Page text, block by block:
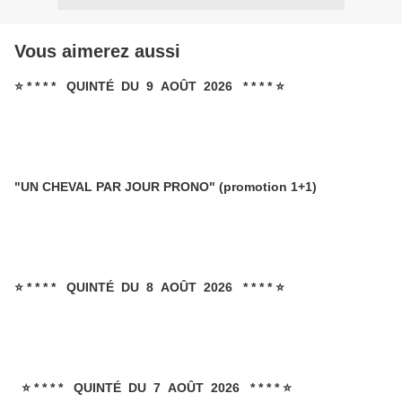
Vous aimerez aussi
⭐ * * * * QUINTÉ DU 9 AOÛT 2026 * * * * ⭐
"UN CHEVAL PAR JOUR PRONO" (promotion 1+1)
⭐ * * * * QUINTÉ DU 8 AOÛT 2026 * * * * ⭐
⭐ * * * * QUINTÉ DU 7 AOÛT 2026 * * * * ⭐